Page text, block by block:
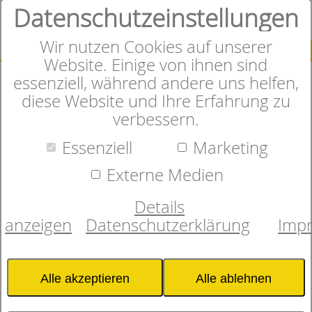
SUCHE
0
Datenschutzeinstellungen
Wir nutzen Cookies auf unserer
Website. Einige von ihnen sind
essenziell, während andere uns helfen,
diese Website und Ihre Erfahrung zu
verbessern.
Essenziell
Marketing
Externe Medien
Details
anzeigen
Datenschutzerklärung
Alle akzeptieren Alle ablehnen
Herzlich Willkommen im
Online-Shop
Sie sorgfältig ausgewählte
Matratzen, Bettwaren und